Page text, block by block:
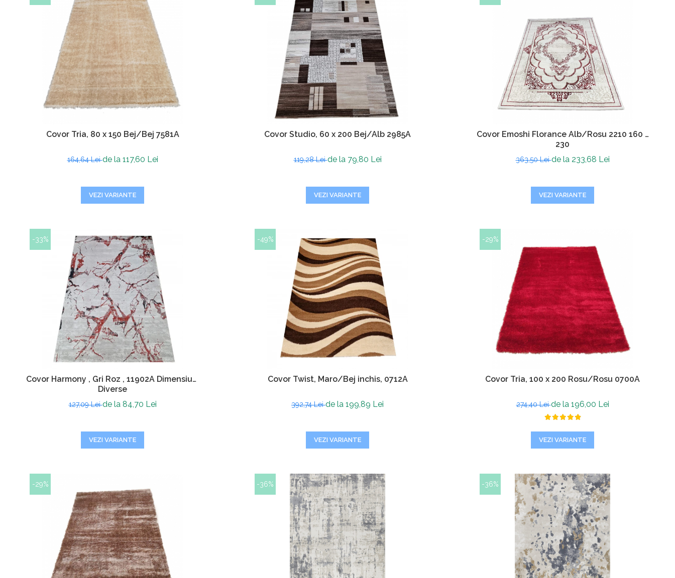
Covor Tria, 80 x 150 Bej/Bej 7581A
164,64 Leide la 117,60 Lei
VEZI VARIANTE
Covor Studio, 60 x 200 Bej/Alb 2985A
119,28 Leide la 79,80 Lei
VEZI VARIANTE
Covor Emoshi Florance Alb/Rosu 2210 160 x
230
363,50 Leide la 233,68 Lei
VEZI VARIANTE
-33%
Covor Harmony , Gri Roz , 11902A Dimensiuni
Diverse
127,09 Leide la 84,70 Lei
VEZI VARIANTE
-49%
Covor Twist, Maro/Bej inchis, 0712A
392,74 Leide la 199,89 Lei
VEZI VARIANTE
-29%
Covor Tria, 100 x 200 Rosu/Rosu 0700A
274,40 Leide la 196,00 Lei
VEZI VARIANTE
-29% -36% -36%